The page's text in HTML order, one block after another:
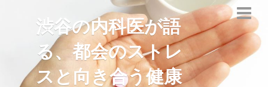
渋谷の内科医が語
る、都会のストレ
スと向き合う健康